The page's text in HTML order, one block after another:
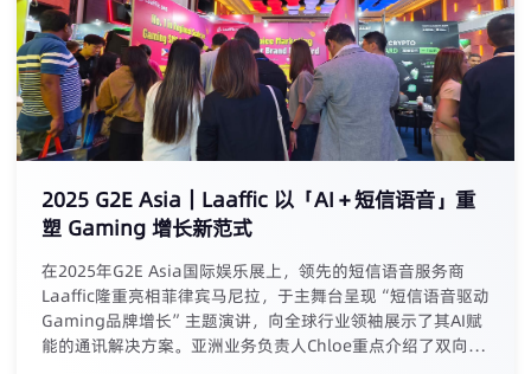
2025 G2E Asia｜Laaffic 以「AI＋短信语音」重
塑 Gaming 增长新范式
在2025年G2E Asia国际娱乐展上，领先的短信语音服务商
Laaffic隆重亮相菲律宾马尼拉，于主舞台呈现“短信语音驱动
Gaming品牌增长”主题演讲，向全球行业领袖展示了其AI赋
能的通讯解决方案。亚洲业务负责人Chloe重点介绍了双向AI